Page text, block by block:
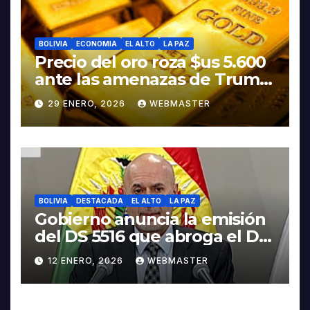
BOLIVIA ECONOMIA EL ALTO LA PAZ
Precio del oro roza $us 5.600
ante las amenazas de Trump
contra Irán
29 ENERO, 2026 WEBMASTER
BOLIVIA DESTACADA EL ALTO LA PAZ
Gobierno anuncia la emisión
del DS 5516 que abroga el DS
5503
12 ENERO, 2026 WEBMASTER